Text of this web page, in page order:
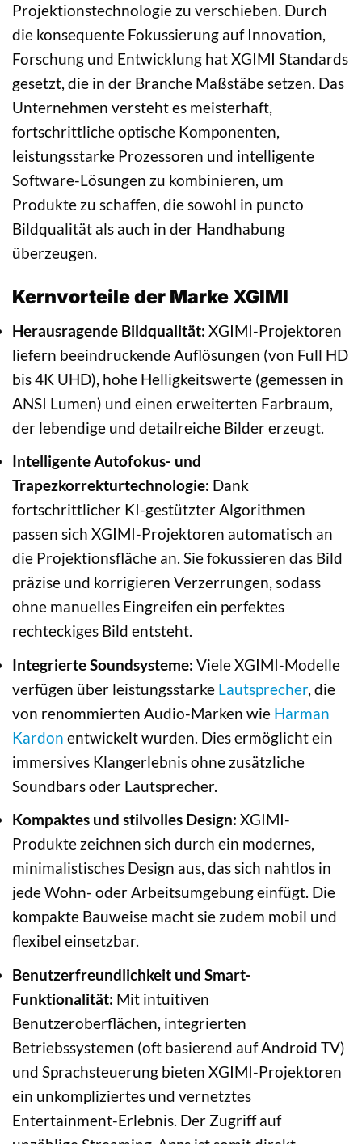
Projektionstechnologie zu verschieben. Durch
die konsequente Fokussierung auf Innovation,
Forschung und Entwicklung hat XGIMI Standards
gesetzt, die in der Branche Maßstäbe setzen. Das
Unternehmen versteht es meisterhaft,
fortschrittliche optische Komponenten,
leistungsstarke Prozessoren und intelligente
Software-Lösungen zu kombinieren, um
Produkte zu schaffen, die sowohl in puncto
Bildqualität als auch in der Handhabung
überzeugen.
Kernvorteile der Marke XGIMI
Herausragende Bildqualität: XGIMI-Projektoren
liefern beeindruckende Auflösungen (von Full HD
bis 4K UHD), hohe Helligkeitswerte (gemessen in
ANSI Lumen) und einen erweiterten Farbraum,
der lebendige und detailreiche Bilder erzeugt.
Intelligente Autofokus- und
Trapezkorrekturtechnologie: Dank
fortschrittlicher KI-gestützter Algorithmen
passen sich XGIMI-Projektoren automatisch an
die Projektionsfläche an. Sie fokussieren das Bild
präzise und korrigieren Verzerrungen, sodass
ohne manuelles Eingreifen ein perfektes
rechteckiges Bild entsteht.
Integrierte Soundsysteme: Viele XGIMI-Modelle
verfügen über leistungsstarke Lautsprecher, die
von renommierten Audio-Marken wie Harman
Kardon entwickelt wurden. Dies ermöglicht ein
immersives Klangerlebnis ohne zusätzliche
Soundbars oder Lautsprecher.
Kompaktes und stilvolles Design: XGIMI-
Produkte zeichnen sich durch ein modernes,
minimalistisches Design aus, das sich nahtlos in
jede Wohn- oder Arbeitsumgebung einfügt. Die
kompakte Bauweise macht sie zudem mobil und
flexibel einsetzbar.
Benutzerfreundlichkeit und Smart-
Funktionalität: Mit intuitiven
Benutzeroberflächen, integrierten
Betriebssystemen (oft basierend auf Android TV)
und Sprachsteuerung bieten XGIMI-Projektoren
ein unkompliziertes und vernetztes
Entertainment-Erlebnis. Der Zugriff auf